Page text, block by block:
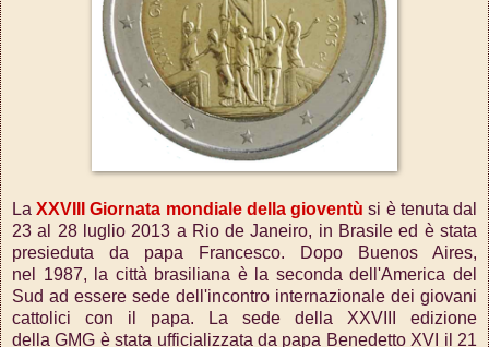
LaXXVIII Giornata mondiale della gioventù si è tenuta dal
23 al 28 luglio 2013 a Rio de Janeiro, in Brasile ed è stata
presieduta da papa Francesco. Dopo Buenos Aires,
nel 1987, la città brasiliana è la seconda dell'America del
Sud ad essere sede dell'incontro internazionale dei giovani
cattolici con il papa. La sede della XXVIII edizione
della GMG è stata ufficializzata da papa Benedetto XVI il 21